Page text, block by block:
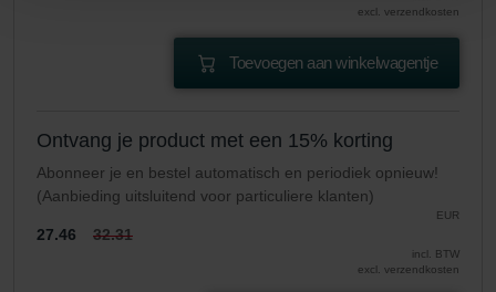
Zehnder Group Sales International: Privacy Policy
danych Zehnder
excl. verzendkosten
Toevoegen aan winkelwagentje
Ontvang je product met een 15% korting
Abonneer je en bestel automatisch en periodiek opnieuw!
(Aanbieding uitsluitend voor particuliere klanten)
EUR
27.46 32.31
incl. BTW
excl. verzendkosten